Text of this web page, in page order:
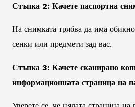
Стъпка 2: Качете паспортна
На снимката трябва да има
сенки или предмети зад вас.
Стъпка 3: Качете сканирано
информационната страница на